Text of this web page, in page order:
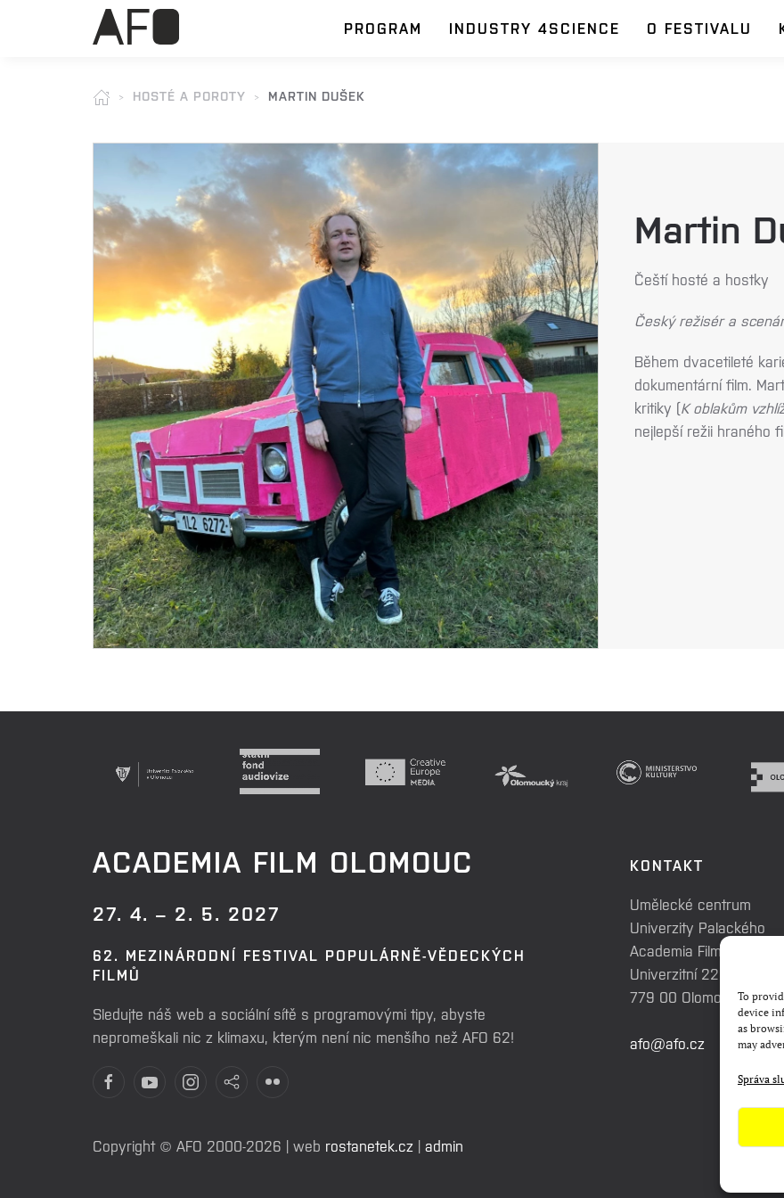
To
device
as
may
Správa
PROGRAM INDUSTRY 4SCIENCE O FESTIVALU
HOSTÉ A POROTY MARTIN DUŠEK
Martin
Čeští hosté a hostky
Český režisér a
Během dvacetileté
dokumentární film.
kritiky (K oblakům
nejlepší režii hraného
ACADEMIA FILM OLOMOUC
27. 4. – 2. 5. 2027
62. MEZINÁRODNÍ FESTIVAL POPULÁRNĚ-VĚDECKÝCH
FILMŮ
Sledujte náš web a sociální sítě s programovými tipy, abyste
nepromeškali nic z klimaxu, kterým není nic menšího než AFO 62!
KONTAKT
Umělecké centrum
Univerzity Palackého
Academia Film Olomouc
Univerzitní 225/3
779 00 Olomouc
afo@afo.cz
Copyright © AFO 2000-2026 | web rostanetek.cz | admin